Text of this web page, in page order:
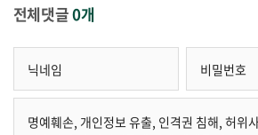
전체댓글0개